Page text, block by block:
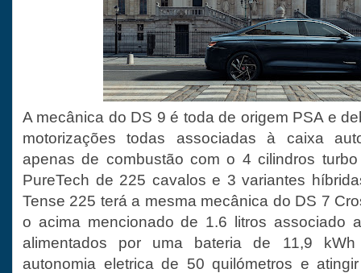
A mecânica do DS 9 é toda de origem PSA e
motorizações todas associadas à caixa
apenas de combustão com o 4 cilindros
PureTech de 225 cavalos e 3 variantes
Tense 225 terá a mesma mecânica do DS 7
o acima mencionado de 1.6 litros associado
alimentados por uma bateria de 11,9
autonomia eletrica de 50 quilómetros e